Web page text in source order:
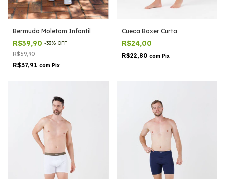
Bermuda Moletom Infantil
R$39,90 -33% OFF
R$59,90
R$37,91 com Pix
Cueca Boxer Curta
R$24,00
R$22,80 com Pix